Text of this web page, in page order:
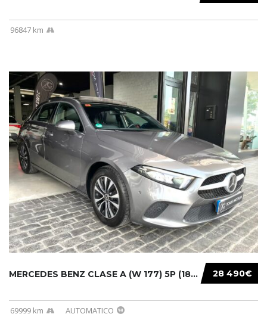
96847 km
28 490€
MERCEDES BENZ CLASE A (W 177) 5P (18-) 2020....
69999 km AUTOMATICO